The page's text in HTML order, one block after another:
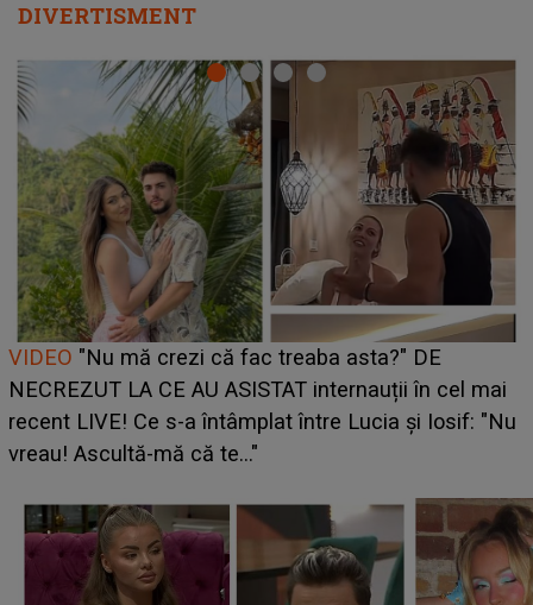
DIVERTISMENT
Cine este Bianca, tânăra clujeancă luată pe scenă la
UNTOLD ONE de Zara Larsson? Aceasta a dezvăluit
ce i-a spus artista suedeză în culise: „Nu am fost
pregătită...”